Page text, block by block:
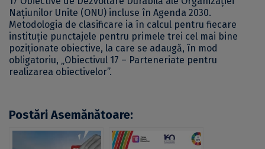
Națiunilor Unite (ONU) incluse în Agenda 2030.
Metodologia de clasificare ia în calcul pentru fiecare
instituție punctajele pentru primele trei cel mai bine
poziționate obiective, la care se adaugă, în mod
obligatoriu, „Obiectivul 17 – Parteneriate pentru
realizarea obiectivelor”.
Postări Asemănătoare: